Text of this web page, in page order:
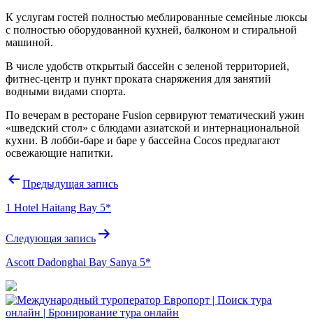
К услугам гостей полностью меблированные семейные люксы
с полностью оборудованной кухней, балконом и стиральной
машиной.
В числе удобств открытый бассейн с зеленой территорией,
фитнес-центр и пункт проката снаряжения для занятий
водными видами спорта.
По вечерам в ресторане Fusion сервируют тематический ужин
«шведский стол» с блюдами азиатской и интернациональной
кухни. В лобби-баре и баре у бассейна Cocos предлагают
освежающие напитки.
Навигация
записям
Предыдущая запись
1 Hotel Haitang Bay 5*
Следующая запись
Ascott Dadonghai Bay Sanya 5*